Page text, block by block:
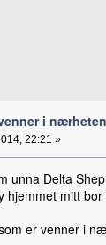
i nærheten
22:21 »
unna Delta
hjemmet mitt
er venner i